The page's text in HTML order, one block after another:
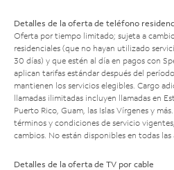
Detalles de la oferta de teléfono
Oferta por tiempo limitado; sujeta a
residenciales (que no hayan utilizado
30 días) y que estén al día en pagos con
aplican tarifas estándar después del
mantienen los servicios elegibles. Cargo
llamadas ilimitadas incluyen llamadas en
Puerto Rico, Guam, las Islas Vírgenes y
términos y condiciones de servicio
cambios. No están disponibles en todas las
Detalles de la oferta de TV por cable